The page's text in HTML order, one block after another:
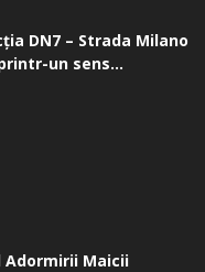
DN7 – Strada Milano
un sens...
Maicii